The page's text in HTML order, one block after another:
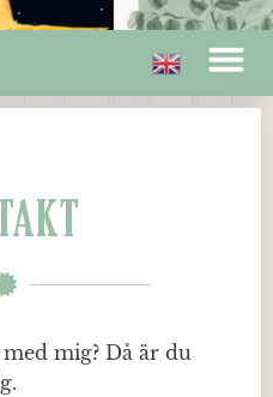
mig? Då är du